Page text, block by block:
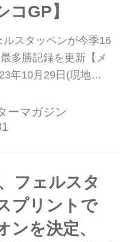
コGP】
スタッペンが今季16
多勝記録を更新【メ
年10月29日(現地時
トドローモ・エルマ
・サーキットで開催
目をあげた。2位に
イス・ハミルトン、
ーマガジン
フェルスタ
プリントで
ンを決定、